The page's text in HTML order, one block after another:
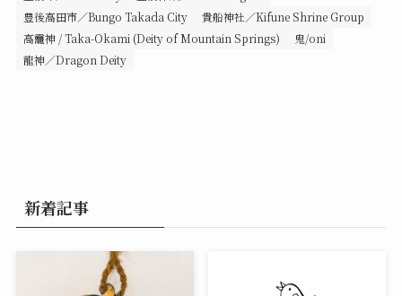
豊後高田市／Bungo Takada City
貴船神社／Kifune Shrine Group
高龗神 / Taka-Okami (Deity of Mountain Springs)
鬼/oni
龍神／Dragon Deity
新着記事